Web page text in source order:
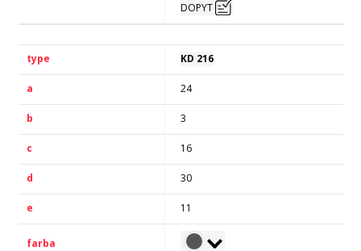
DOPYT
KD 216
24
3
16
30
11